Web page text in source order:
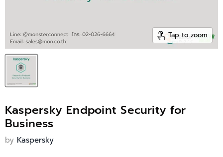
Tap to zoom
Kaspersky Endpoint Security for
Business
by Kaspersky